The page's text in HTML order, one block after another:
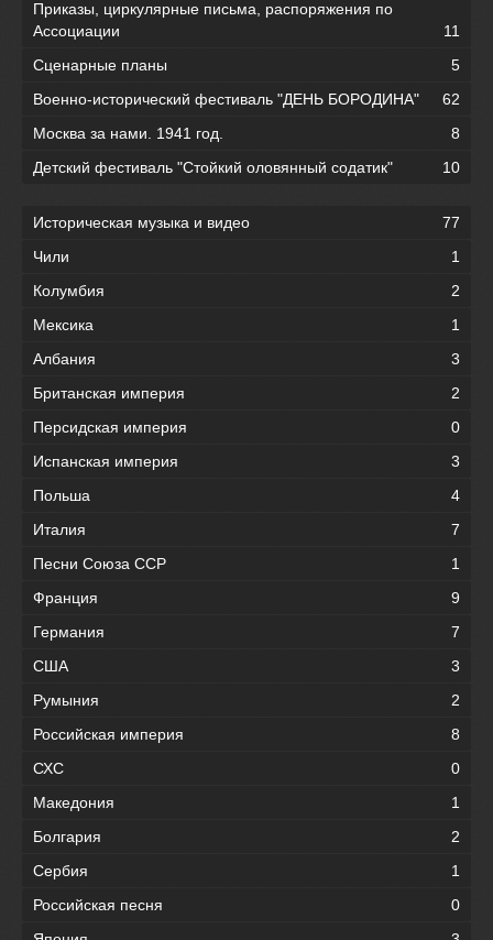
Приказы, циркулярные письма, распоряжения по
Ассоциации
11
Сценарные планы
5
Военно-исторический фестиваль "ДЕНЬ БОРОДИНА"
62
Москва за нами. 1941 год.
8
Детский фестиваль "Стойкий оловянный содатик"
10
Историческая музыка и видео
77
Чили
1
Колумбия
2
Мексика
1
Албания
3
Британская империя
2
Персидская империя
0
Испанская империя
3
Польша
4
Италия
7
Песни Союза ССР
1
Франция
9
Германия
7
США
3
Румыния
2
Российская империя
8
СХС
0
Македония
1
Болгария
2
Сербия
1
Российская песня
0